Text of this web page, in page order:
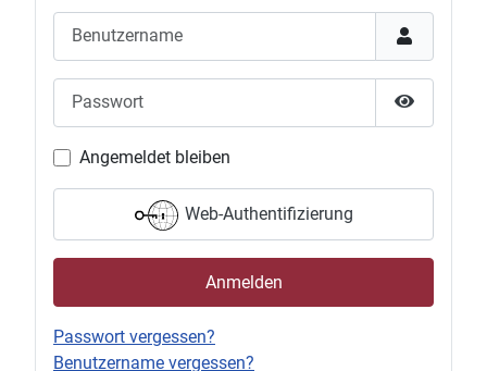
Passwort
Passwort
Angemeldet bleiben
Web-Authentifizierung
Anmelden
Passwort vergessen?
Benutzername vergessen?